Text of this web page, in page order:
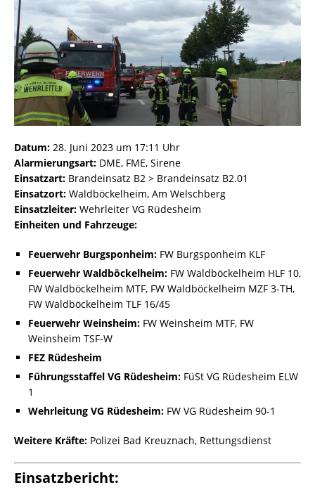
Datum: 28. Juni 2023 um 17:11 Uhr
Alarmierungsart: DME, FME, Sirene
Einsatzart: Brandeinsatz B2 > Brandeinsatz B2.01
Einsatzort: Waldböckelheim, Am Welschberg
Einsatzleiter: Wehrleiter VG Rüdesheim
Einheiten und Fahrzeuge:
Feuerwehr Burgsponheim: FW Burgsponheim KLF
Feuerwehr Waldböckelheim: FW Waldböckelheim HLF 10,
FW Waldböckelheim MTF, FW Waldböckelheim MZF 3-TH,
FW Waldböckelheim TLF 16/45
Feuerwehr Weinsheim: FW Weinsheim MTF, FW
Weinsheim TSF-W
FEZ Rüdesheim
Führungsstaffel VG Rüdesheim: FüSt VG Rüdesheim ELW
1
Wehrleitung VG Rüdesheim: FW VG Rüdesheim 90-1
Weitere Kräfte: Polizei Bad Kreuznach, Rettungsdienst
Einsatzbericht: